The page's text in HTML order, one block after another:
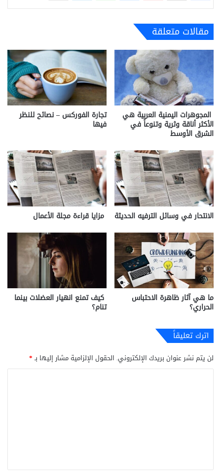
مقالات متعلقة
المجوهرات اليمنية العربية هي
الأكثر أناقة وثرية وتنوعاً في
الشرق الأوسط
تجارة الفوركس – نصائح للنظر
فيها
الانتحار في وسائل الترفيه الحديثة مزايا قراءة مجلة الأعمال
ما هي آثار ظاهرة الاحتباس
الحراري؟
كيف تمنع انهيار العضلات بينما
تنام؟
اترك تعليقاً
لن يتم نشر عنوان بريدك الإلكتروني. الحقول الإلزامية مشار إليها بـ*